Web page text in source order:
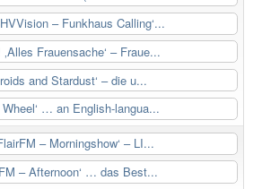
– Funkhaus Calling‘...
‚Alles Frauensache‘ – Fraue...
and Stardust‘ – die u...
Wheel‘ … an English-langua...
– Morningshow‘ – LI...
– Afternoon‘ … das Best...